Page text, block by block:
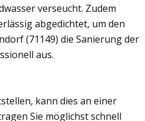
verseucht. Zudem
abgedichtet, um den
(71149) die Sanierung der
aus.
kann dies an einer
Sie möglichst schnell